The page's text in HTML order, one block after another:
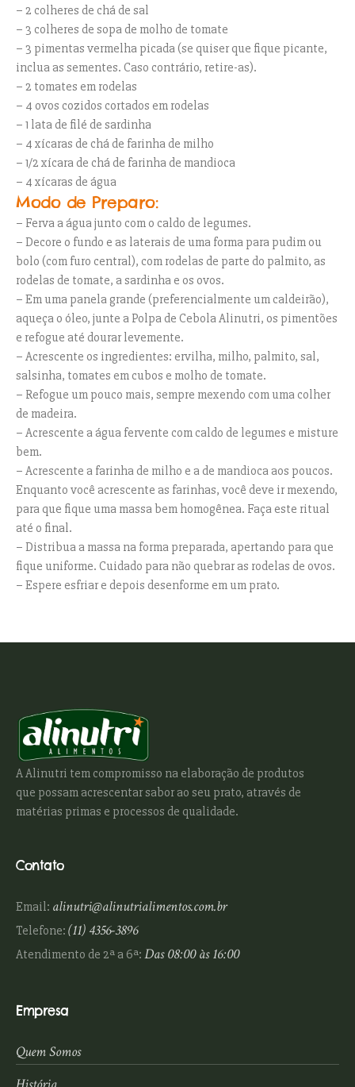
– 2 colheres de chá de sal
– 3 colheres de sopa de molho de tomate
– 3 pimentas vermelha picada (se quiser que fique picante,
inclua as sementes. Caso contrário, retire-as).
– 2 tomates em rodelas
– 4 ovos cozidos cortados em rodelas
– 1 lata de filé de sardinha
– 4 xícaras de chá de farinha de milho
– 1/2 xícara de chá de farinha de mandioca
– 4 xícaras de água
Modo de Preparo:
– Ferva a água junto com o caldo de legumes.
– Decore o fundo e as laterais de uma forma para pudim ou
bolo (com furo central), com rodelas de parte do palmito, as
rodelas de tomate, a sardinha e os ovos.
– Em uma panela grande (preferencialmente um caldeirão),
aqueça o óleo, junte a Polpa de Cebola Alinutri, os pimentões
e refogue até dourar levemente.
– Acrescente os ingredientes: ervilha, milho, palmito, sal,
salsinha, tomates em cubos e molho de tomate.
– Refogue um pouco mais, sempre mexendo com uma colher
de madeira.
– Acrescente a água fervente com caldo de legumes e misture
bem.
– Acrescente a farinha de milho e a de mandioca aos poucos.
Enquanto você acrescente as farinhas, você deve ir mexendo,
para que fique uma massa bem homogênea. Faça este ritual
até o final.
– Distribua a massa na forma preparada, apertando para que
fique uniforme. Cuidado para não quebrar as rodelas de ovos.
– Espere esfriar e depois desenforme em um prato.
A Alinutri tem compromisso na elaboração de produtos
que possam acrescentar sabor ao seu prato, através de
matérias primas e processos de qualidade.
Contato
Email: alinutri@alinutrialimentos.com.br
Telefone:(11) 4356-3896
Atendimento de 2ª a 6ª:Das 08:00 às 16:00
Empresa
Quem Somos